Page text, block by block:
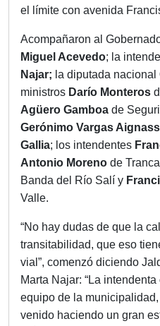
el límite con avenida
Acompañaron al
Miguel Acevedo; la
Najar; la diputada nacional
ministros Darío Monteros
Agüero Gamboa de
Gerónimo Vargas
Gallia; los intendentes
Antonio Moreno de
Banda del Río Salí y
Valle.
“No hay dudas de que la
transitabilidad, que eso
vial”, comenzó diciendo
Marta Najar: “La
equipo de la
venido haciendo un gran